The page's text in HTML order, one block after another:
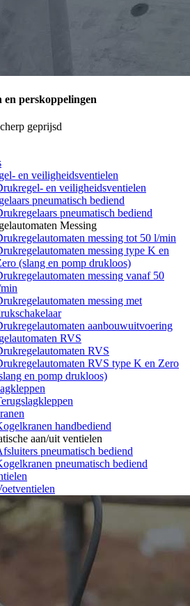
en perskoppelingen
geprijsd
en veiligheidsventielen
en veiligheidsventielen
pneumatisch bediend
pneumatisch bediend
Messing
messing tot 50 l/min
messing type K en
(slang en pomp drukloos)
messing vanaf 50
messing met
aanbouwuitvoering
RVS
RVS
RVS type K en Zero
en pomp drukloos)
handbediend
aan/uit ventielen
pneumatisch bediend
pneumatisch bediend